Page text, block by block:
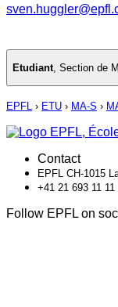
Etudiant, Section de
EPFL › ETU › MA-S ›
Contact
EPFL CH-1015
+41 21 693 11 11
Follow EPFL on